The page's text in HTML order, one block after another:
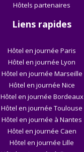
Hôtels partenaires
Liens rapides
Hôtel en journée Paris
Hôtel en journée Lyon
Hôtel en journée Marseille
Hôtel en journée Nice
Hôtel en journée Bordeaux
Hôtel en journée Toulouse
Hôtel en journée à Nantes
Hôtel en journée Caen
Hôtel en journée Lille